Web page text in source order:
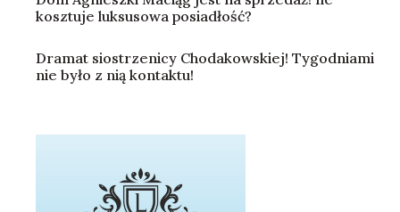
kosztuje luksusowa posiadłość?
Dramat siostrzenicy Chodakowskiej! Tygodniami
nie było z nią kontaktu!